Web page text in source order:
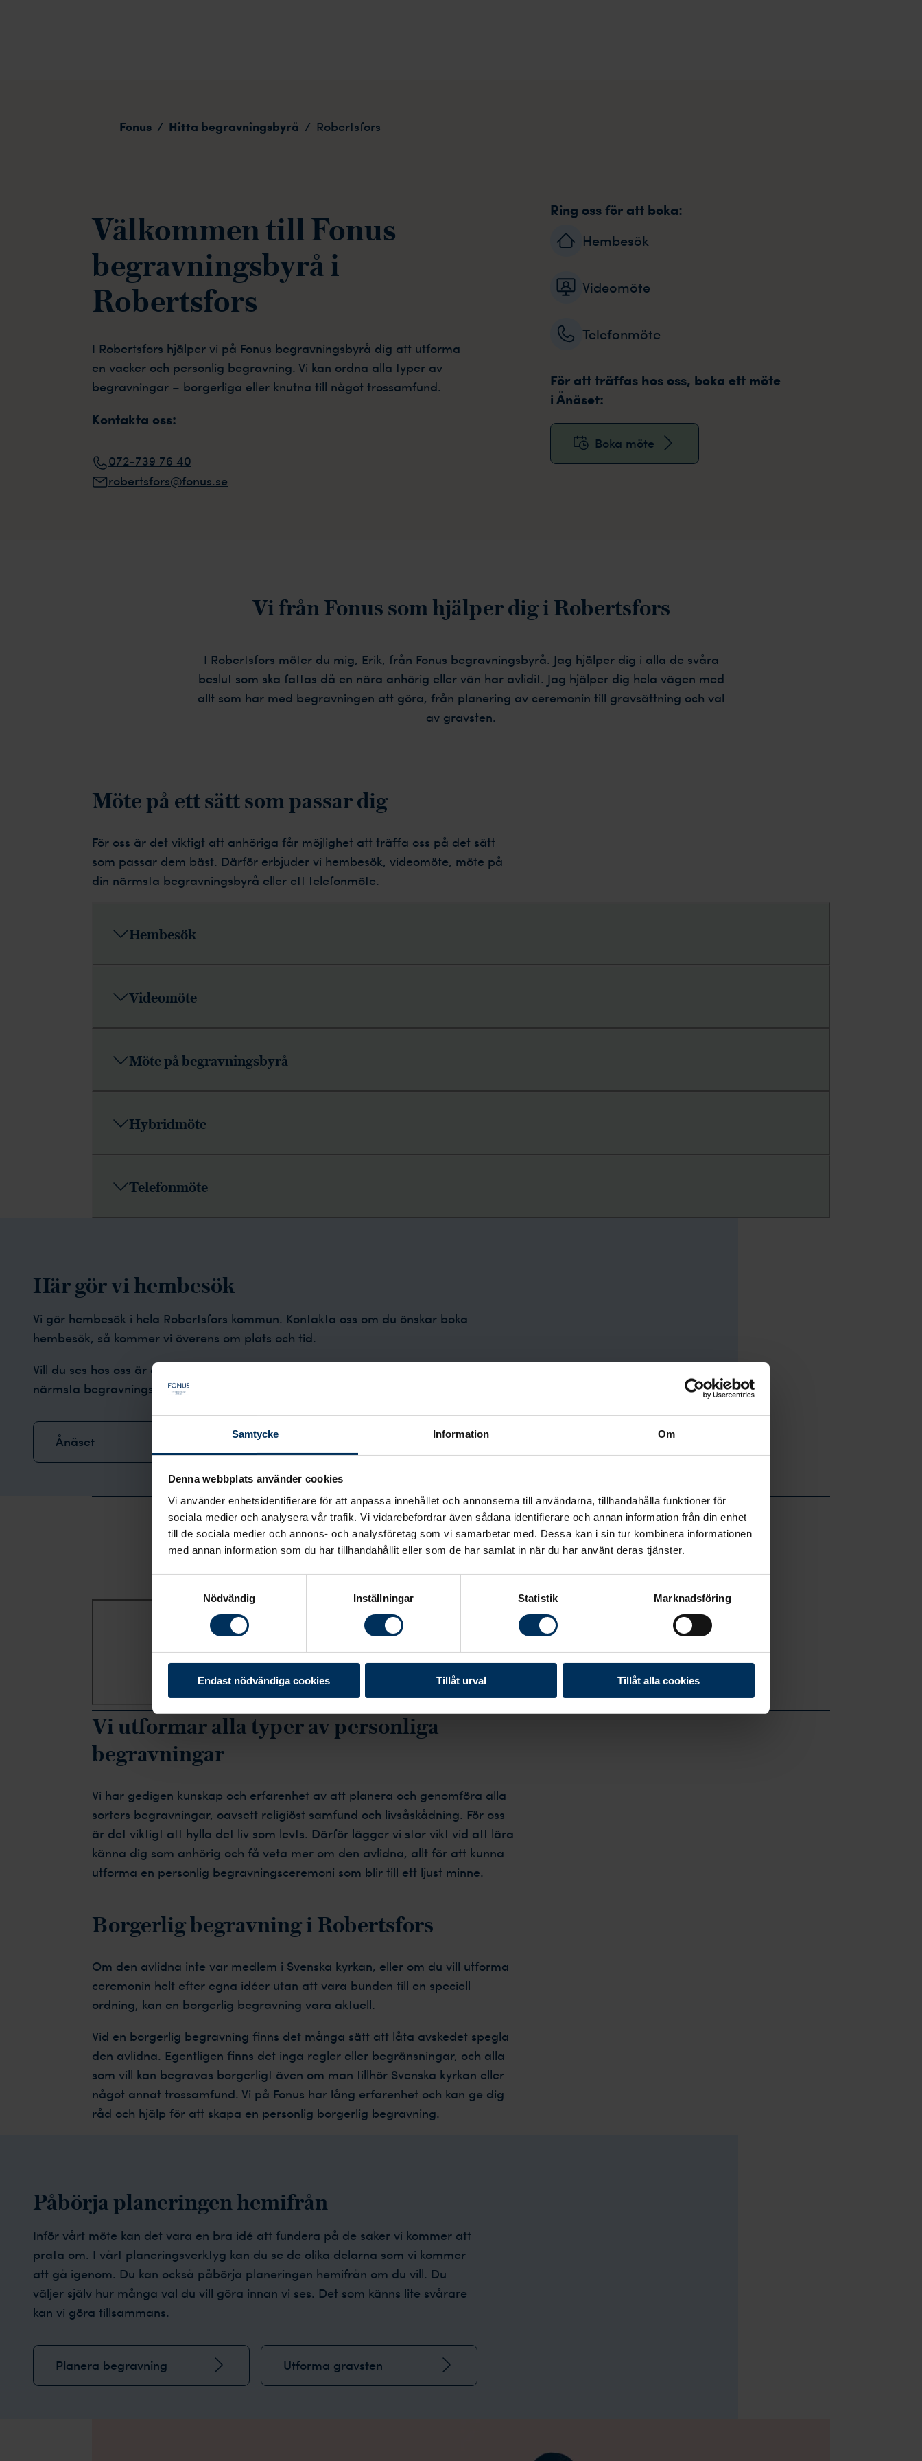
Samtycke Information Om
Denna webbplats använder cookies
Vi använder enhetsidentifierare för att anpassa innehållet och annonserna till användarna, tillhandahålla funktioner för
sociala medier och analysera vår trafik. Vi vidarebefordrar även sådana identifierare och annan information från din enhet
till de sociala medier och annons- och analysföretag som vi samarbetar med. Dessa kan i sin tur kombinera informationen
med annan information som du har tillhandahållit eller som de har samlat in när du har använt deras tjänster.
Nödvändig
Inställningar Statistik Marknadsföring
Endast nödvändiga cookies Tillåt urval Tillåt alla cookies
Fonus / Hitta begravningsbyrå / Robertsfors
Välkommen till Fonus
begravningsbyrå i
Robertsfors
I Robertsfors hjälper vi på Fonus begravningsbyrå dig att utforma
en vacker och personlig begravning. Vi kan ordna alla typer av
begravningar – borgerliga eller knutna till något trossamfund.
Kontakta oss:
072-739 76 40
robertsfors@fonus.se
Ring oss för att boka:
Hembesök
Videomöte
Telefonmöte
För att träffas hos oss, boka ett möte
i Ånäset:
Boka möte
Vi från Fonus som hjälper dig i Robertsfors
I Robertsfors möter du mig, Erik, från Fonus begravningsbyrå. Jag hjälper dig i alla de svåra
beslut som ska fattas då en nära anhörig eller vän har avlidit. Jag hjälper dig hela vägen med
allt som har med begravningen att göra, från planering av ceremonin till gravsättning och val
av gravsten.
Möte på ett sätt som passar dig
För oss är det viktigt att anhöriga får möjlighet att träffa oss på det sätt
som passar dem bäst. Därför erbjuder vi hembesök, videomöte, möte på
din närmsta begravningsbyrå eller ett telefonmöte.
Hembesök
Videomöte
Möte på begravningsbyrå
Hybridmöte
Telefonmöte
Här gör vi hembesök
Vi gör hembesök i hela Robertsfors kommun. Kontakta oss om du önskar boka
hembesök, så kommer vi överens om plats och tid.
Vill du ses hos oss är du varmt välkommen att boka möte på någon av våra
närmsta begravningsbyråer:
Ånäset
Hoppa över Trustpilot-recensioner
Våra kunder från hela Sverige berättar
Vi utformar alla typer av personliga
begravningar
Vi har gedigen kunskap och erfarenhet av att planera och genomföra alla
sorters begravningar, oavsett religiöst samfund och livsåskådning. För oss
är det viktigt att hylla det liv som levts. Därför lägger vi stor vikt vid att lära
känna dig som anhörig och få veta mer om den avlidna, allt för att kunna
utforma en personlig begravningsceremoni som blir till ett ljust minne.
Borgerlig begravning i Robertsfors
Om den avlidna inte var medlem i Svenska kyrkan, eller om du vill utforma
ceremonin helt efter egna idéer utan att vara bunden till en speciell
ordning, kan en borgerlig begravning vara aktuell.
Vid en borgerlig begravning finns det många sätt att låta avskedet spegla
den avlidna. Egentligen finns det inga regler eller begränsningar, och alla
som vill kan begravas borgerligt även om man tillhör Svenska kyrkan eller
något annat trossamfund. Vi på Fonus har lång erfarenhet och kan ge dig
råd och hjälp för att skapa en personlig borgerlig begravning.
Påbörja planeringen hemifrån
Inför vårt möte kan det vara en bra idé att fundera på de saker vi kommer att
prata om. I vårt planeringsverktyg kan du se de olika delarna som vi kommer
att gå igenom. Du kan också påbörja planeringen hemifrån om du vill. Du
väljer själv hur många val du vill göra innan vi ses. Det som känns lite svårare
kan vi göra tillsammans.
Planera begravning Utforma gravsten